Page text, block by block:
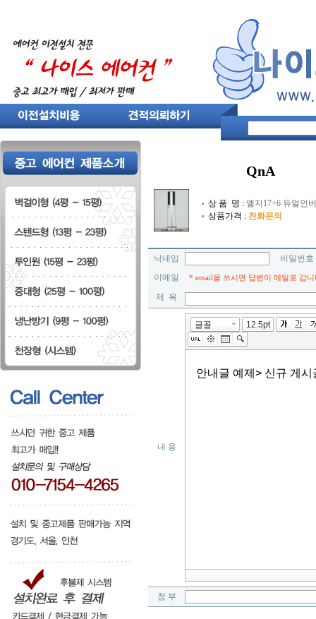
QnA
상 품 명 : 엘지17+6 듀얼인
상품가격 : 전화문의
닉네임
비밀번
이메일
* email을 쓰시면 답변이 메일로 갑니
제 목
내 용
첨 부